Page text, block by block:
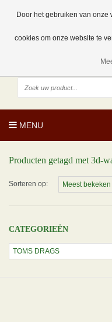
NL
EUR
MENU
Producten getagd met 3d-
Sorteren op:
CATEGORIEËN
Door het gebruiken van onze
cookies om onze website te